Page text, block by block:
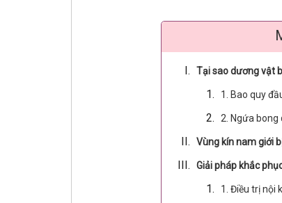
Tại sao dương vật
1. Bao quy
2. Ngứa
Vùng kín nam giới
Giải pháp khắc
1. Điều trị nội